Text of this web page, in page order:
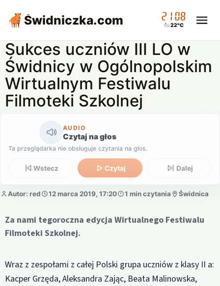
Świdniczka.com 21:08
22°C
Sukces uczniów III LO w
Świdnicy w Ogólnopolskim
Wirtualnym Festiwalu
Filmoteki Szkolnej
AUDIO
Czytaj na głos
Ta przeglądarka nie obsługuje czytania na głos.
Wstecz Czytaj Dalej
Autor: red 12 marca 2019, 17:20 1 min czytania Świdnica
Za nami tegoroczna edycja Wirtualnego Festiwalu
Filmoteki Szkolnej.
Wraz z zespołami z całej Polski grupa uczniów z klasy II a:
Kacper Grzęda, Aleksandra Zając, Beata Malinowska,